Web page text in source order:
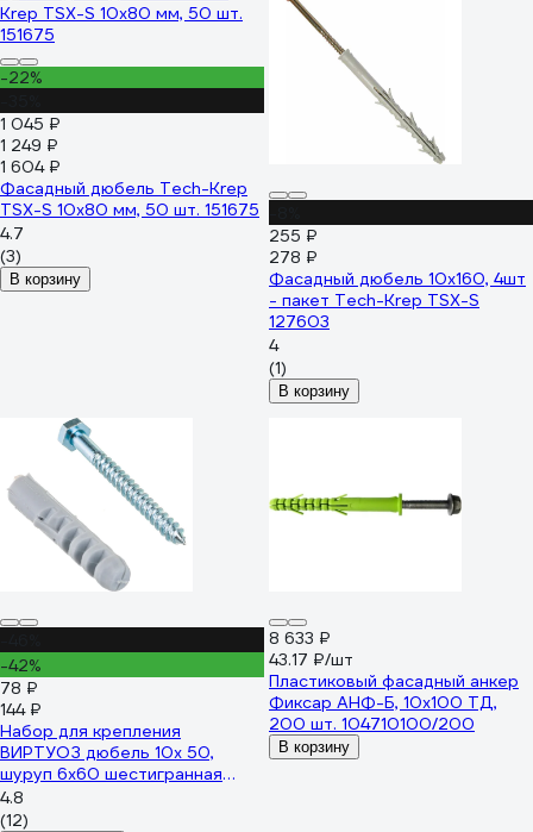
-22%
1 045 ₽
1 249 ₽
1 604 ₽
Фасадный дюбель Tech-Krep
TSX-S 10x80 мм, 50 шт. 151675
4.7
(3)
В корзину
255 ₽
278 ₽
Фасадный дюбель 10х160, 4шт
- пакет Tech-Krep TSX-S
127603
4
(1)
В корзину
-42%
78 ₽
144 ₽
Набор для крепления
ВИРТУОЗ дюбель 10х 50,
шуруп 6х60 шестигранная
головка, 6 шт. 22110
4.8
(12)
8 633 ₽
43.17 ₽/шт
Пластиковый фасадный анкер
Фиксар АНФ-Б, 10x100 ТД,
200 шт. 104710100/200
В корзину